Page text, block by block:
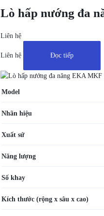
Lò hấp nướng đa
Liên hệ
Liên hệ Đọc tiếp
Model
Nhãn hiệu
Xuất sứ
Năng lượng
Số khay
Kích thước (rộng x sâu x cao)